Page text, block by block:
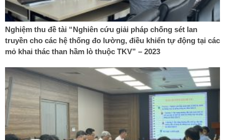
Nghiệm thu đề tài “Nghiên cứu giải pháp chống sét lan
truyền cho các hệ thống đo lường, điều khiển tự động tại các
mỏ khai thác than hầm lò thuộc TKV” – 2023